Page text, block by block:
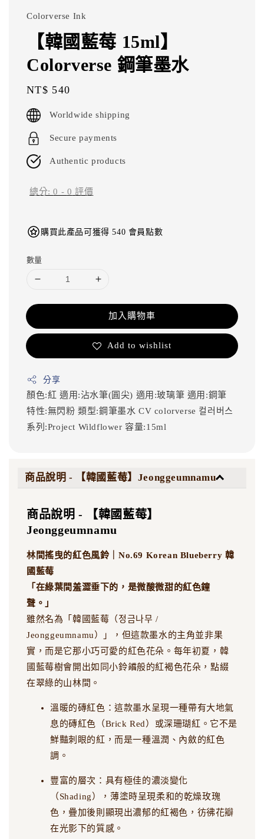
Colorverse Ink
【韓國藍莓 15ml】
Colorverse 鋼筆墨水
Regular
price
NT$ 540
Worldwide shipping
Secure payments
Authentic products
總分:0 - 0 評價
購買此產品可獲得 540 會員點數
數量
加入購物車
Add to wishlist
分享
顏色:紅 適用:沾水筆(圓尖) 適用:玻璃筆 適用:鋼筆
特性:無閃粉類型:鋼筆墨水CV colorverse 컬러버스
系列:Project Wildflower 容量:15ml
商品說明 - 【韓國藍莓】Jeonggeumnamu
商品說明 - 【韓國藍莓】
Jeonggeumnamu
林間搖曳的紅色風鈴｜No.69 Korean Blueberry 韓
國藍莓
「在綠葉間羞澀垂下的，是微酸微甜的紅色鐘
聲。」
雖然名為「韓國藍莓（정금나무 /
Jeonggeumnamu）」，但這款墨水的主角並非果
實，而是它那小巧可愛的紅色花朵。每年初夏，韓
國藍莓樹會開出如同小鈴鐺般的紅褐色花朵，點綴
在翠綠的山林間。
溫暖的磚紅色：這款墨水呈現一種帶有大地氣
息的磚紅色（Brick Red）或深珊瑚紅。它不是
鮮豔刺眼的紅，而是一種溫潤、內斂的紅色
調。
豐富的層次：具有極佳的濃淡變化
（Shading），薄塗時呈現柔和的乾燥玫瑰
色，疊加後則顯現出濃郁的紅褐色，彷彿花瓣
在光影下的質感。